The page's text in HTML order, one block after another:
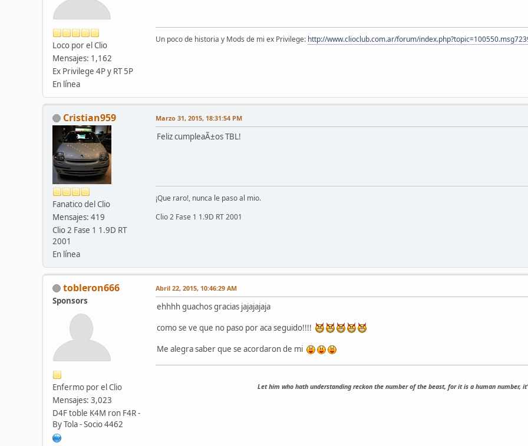
Loco por el Clio
Mensajes: 1,162
Ex Privilege 4P y RT 5P
En línea
Un poco de historia y Mods de mi ex Privilege: http://www.clioclub.com.ar/forum/
Cristian959
Fanatico del Clio
Mensajes: 419
Clio 2 Fase 1 1.9D RT
2001
En línea
Marzo 31, 2015, 18:31:54 PM
Feliz cumpleaÃ±os TBL!
¡Que raro!, nunca le paso al mio.
Clio 2 Fase 1 1.9D RT 2001
tobleron666
Sponsors
Enfermo por el Clio
Mensajes: 3,023
D4F toble K4M ron F4R -
By Tola - Socio 4462
Abril 22, 2015, 10:46:29 AM
ehhhh guachos gracias jajajajaja
como se ve que no paso por aca seguido!!!!
Me alegra saber que se acordaron de mi
Let him who hath understanding reckon the number of the beast, for it is a human number,